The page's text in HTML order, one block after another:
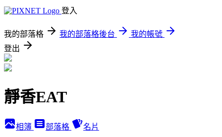
登入
我的部落格 我的部落格後台
我的帳號
登出
靜香EAT
相簿 部落格 名片